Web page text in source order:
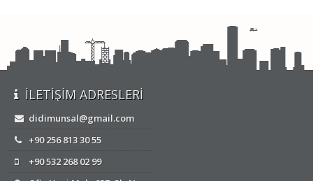
İLETIŞIM ADRESLERI
didimunsal@gmail.com
+90 256 813 30 55
+90 532 268 02 99